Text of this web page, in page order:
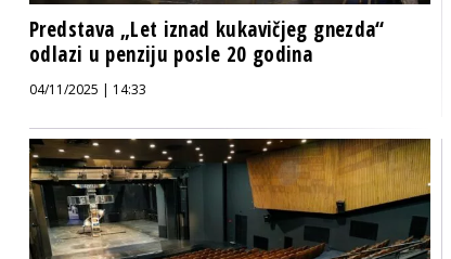
Predstava „Let iznad kukavičjeg gnezda“
odlazi u penziju posle 20 godina
04/11/2025 | 14:33